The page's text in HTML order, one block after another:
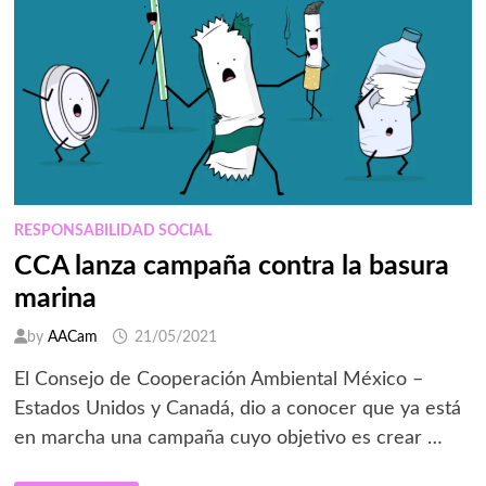
RESPONSABILIDAD SOCIAL
CCA lanza campaña contra la basura
marina
by AACam 21/05/2021
El Consejo de Cooperación Ambiental México –
Estados Unidos y Canadá, dio a conocer que ya está
en marcha una campaña cuyo objetivo es crear …